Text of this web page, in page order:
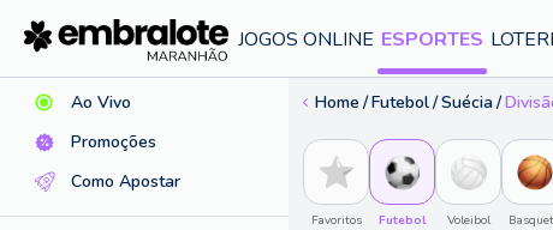
JOGOS ONLINE ESPORTES
Home Futebol Suécia
Favoritos Futebol Voleibol
Ao Vivo
Promoções
Como Apostar